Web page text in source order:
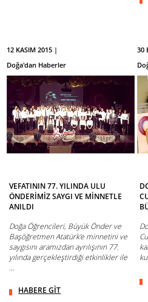
12 KASIM 2015 |
Doğa'dan Haberler
VEFATININ 77. YILINDA ULU
ÖNDERİMİZ SAYGI VE MİNNETLE
ANILDI
Doğa Öğrencileri, Büyük Önder ve
Başöğretmen Atatürk’e minnetini ve
saygısını aramızdan ayrılışının 77.
yılında gerçekleştirdiği etkinlikler ile
...
HABERE GİT
30